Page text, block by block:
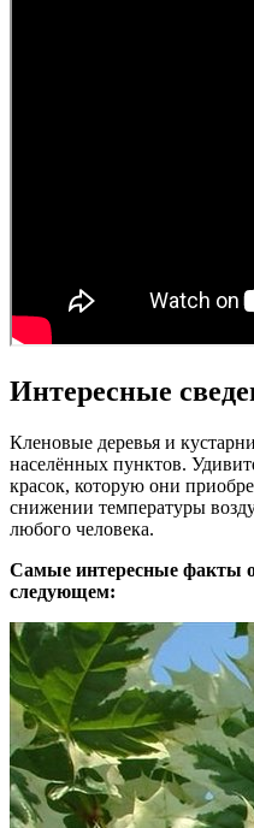
Интересные
Кленовые деревья и
населённых пунктов.
красок, которую они
снижении температуры
любого человека.
Самые интересные факты
следующем: